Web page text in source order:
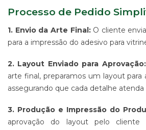
TECIDO
IMPRESSÃO
DE
"CATÁLOGOS"
CONTATO
TRABALHE
Processo de Pedido
1. Envio da Arte Final:O cliente
para a impressão do adesivo para
2. Layout Enviado para Aprovação:
arte final, preparamos um layout para
assegurando que cada detalhe atenda
3. Produção e Impressão do
aprovação do layout pelo